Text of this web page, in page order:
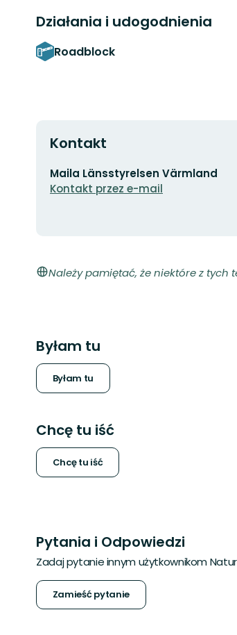
Działania i udogodnienia
Roadblock
Kontakt
Adres
e-
Maila Länsstyrelsen Värmland
Kontakt przez e-mail
Należy pamiętać, że niektóre z tych
Byłam tu
Byłam tu
Chcę tu iść
Chcę tu iść
Pytania i Odpowiedzi
Zadaj pytanie innym użytkownikom
Zamieść pytanie